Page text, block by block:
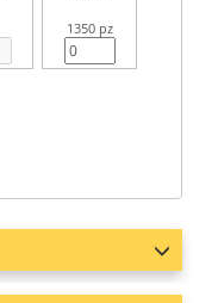
1350 pz